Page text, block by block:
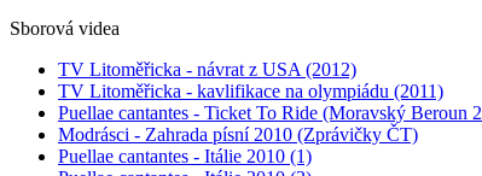
Sborová videa
TV Litoměřicka - návrat z USA (2012)
TV Litoměřicka - kavlifikace na olympiádu (2011)
Puellae cantantes - Ticket To Ride (Moravský Beroun
Modrásci - Zahrada písní 2010 (Zprávičky ČT)
Puellae cantantes - Itálie 2010 (1)